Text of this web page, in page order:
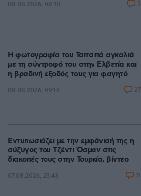
08.08.2026, 08:10 5
Η φωτογραφία του Τσιτσιπά αγκαλιά
με τη σύντροφό του στην Ελβετία και
η βραδινή έξοδός τους για φαγητό
08.08.2026, 09:14 27
Εντυπωσιάζει με την εμφάνισή της η
σύζυγος του Τζέντι Όσμαν στις
διακοπές τους στην Τουρκία, βίντεο
07.08.2026, 23:43 11